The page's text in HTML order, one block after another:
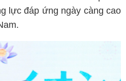
lực đáp ứng ngày càng cao